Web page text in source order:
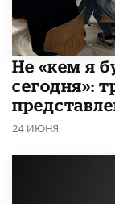
Не «кем я
сегодня»:
24 ИЮНЯ